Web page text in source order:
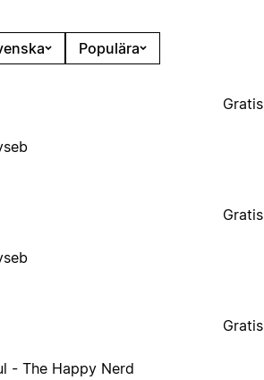
Populära
Gratis
Gratis
- The Happy Nerd
Gratis